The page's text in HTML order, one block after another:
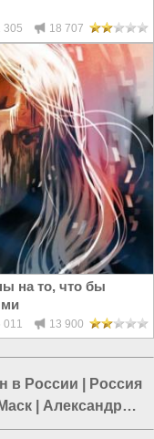
305 18 707
на то, что бы
011 13 900
в России
Россия
Александр